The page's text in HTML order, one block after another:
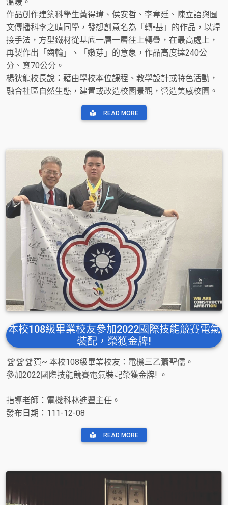
溫暖。
作品創作建築科學生黃得瑋、侯安哲、李韋廷、陳立語與圖
文傳播科李之晴同學，發想創意名為「轉•基」的作品，以焊
接手法，方型鐵材從基底一層一層往上轉疊，在最高處上，
再製作出「齒輪」、「嫩芽」的意象，作品高度達240公
分、寬70公分。
楊狄龍校長說：藉由學校本位課程、教學設計或特色活動，
融合社區自然生態，建置或改造校園景觀，營造美感校園。
READ MORE
本校108級畢業校友參加2022國際技能競賽電氣
裝配，榮獲金牌!
🏆🏆🏆賀~ 本校108級畢業校友：電機三乙蕭聖儒。
參加2022國際技能競賽電氣裝配榮獲金牌! 。
指導老師：電機科林進豐主任。
發布日期：111-12-08
READ MORE